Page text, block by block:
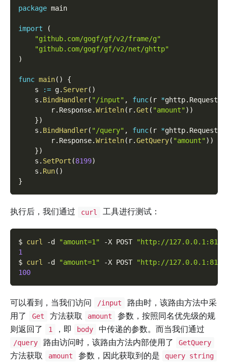
package main
import
(
"github.com/gogf/gf/v2/frame/g"
"github.com/gogf/gf/v2/net/ghttp"
)
func main( )
{
    s
:= g. Server( )
    s
. BindHandler( "/input" , func( r *ghttp. Request
        r
. Response.Writeln( r.Get ( "amount") )
})
    s
. BindHandler( "/query" , func( r *ghttp. Request
        r
. Response.Writeln( r.GetQuery( "amount") )
})
    s
. SetPort (8199)
    s
. Run( )
}
执行后，我们通过 curl 工具进行测试：
$ curl -d "amount=1" -X POST
"http://127.0.0.1:8199/
1
$ curl -d "amount=1" -X POST
"http://127.0.0.1:8199/
100
可以看到，当我们访问 /input
路由时，该路由方法中采
用了
Get 方法获取 amount
参数，按照同名优先级的规
则返回了
1 ，即 body 中传递的参数。而当我们通过
/query 路由访问时，该路由方法内部使用了 GetQuery
方法获取 amount 参数，因此获取到的是 query string